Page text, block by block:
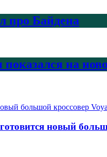
про Байдена
на
новый